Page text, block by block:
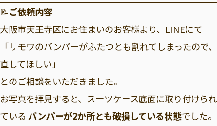
📝ご依頼内容
大阪市天王寺区にお住まいのお客様より、LINEにて
「リモワのバンパーがふたつとも割れてしまったので、
直してほしい」
とのご相談をいただきました。
お写真を拝見すると、スーツケース底面に取り付けられ
ている バンパーが2か所とも破損している状態でした。